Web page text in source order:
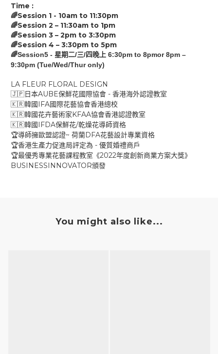
Time :
🌈Session 1 - 10am to 11:30pm
🌈Session 2 – 11:30am to 1pm
🌈Session 3 – 2pm to 3:30pm
🌈Session 4 – 3:30pm to 5pm
🌈Session5 - 星期二/三/四晚上 6:30pm to 8pmor 8pm –
9:30pm (Tue/Wed/Thur only)
LA FLEUR FLORAL DESIGN
🇯🇵 日本AUBE保鮮花國際協會 - 香港海外認證教室
🇰🇷韓國 IFA國際花藝協會香港總校
🇰🇷韓國花卉藝術家 KFAA協會香港認證教室
🇰🇷韓國 IFDA保鮮花/乾燥花導師資格
🏆導師擁歐盟認證~ 荷蘭 DFA花藝設計專業資格
🏆香港生產力促進局評定為 - 優質婚禮商戶
🏆最優秀專業花藝課程教室《2022年度創新商業方案大獎》
BUSINESSINNOVATOR頒發
You might also like...